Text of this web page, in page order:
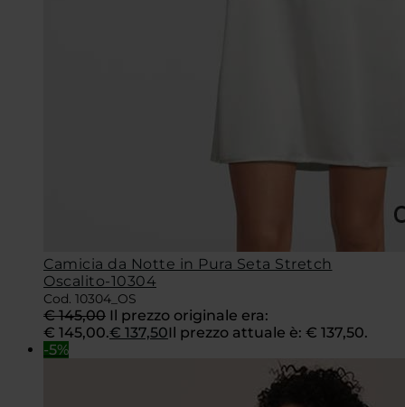
Camicia da Notte in Pura Seta Stretch
Oscalito-10304
Cod. 10304_OS
€145,00 Il prezzo originale era:
€ 145,00.€ 137,50Il prezzo attuale è: € 137,50.
-5%